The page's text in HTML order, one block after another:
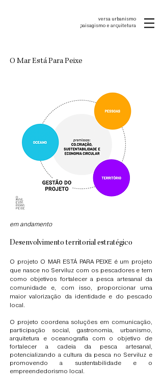
versa urbanismo
paisagismo e arquitetura
O Mar Está Para Peixe
em andamento
Desenvolvimento territorial estratégico
O projeto O MAR ESTÁ PARA PEIXE é um projeto
que nasce no Serviluz com os pescadores e tem
como objetivos fortalecer a pesca artesanal da
comunidade e, com isso, proporcionar uma
maior valorização da identidade e do pescado
local.
O projeto coordena soluções em comunicação,
participação social, gastronomia, urbanismo,
arquitetura e oceanografia com o objetivo de
fortalecer a cadeia da pesca artesanal,
potencializando a cultura da pesca no Serviluz e
promovendo a sustentabilidade e o
empreendedorismo local.